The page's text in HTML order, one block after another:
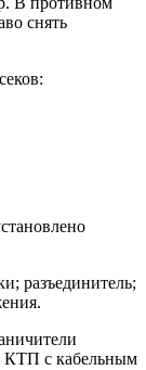
снять
разъединитель;
КТП с кабельным